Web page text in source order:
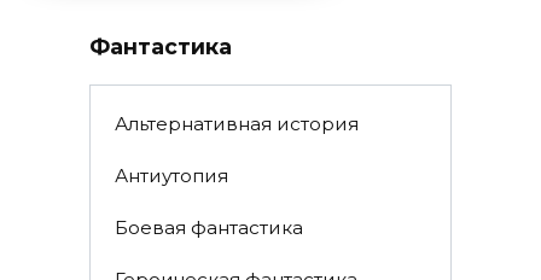
Фантастика
Альтернативная история
Антиутопия
Боевая фантастика